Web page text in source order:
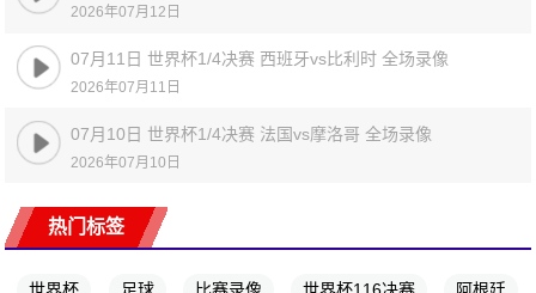
2026年07月12日
07月11日 世界杯1/4决赛 西班牙vs比利时 全场录像
2026年07月11日
07月10日 世界杯1/4决赛 法国vs摩洛哥 全场录像
2026年07月10日
热门标签